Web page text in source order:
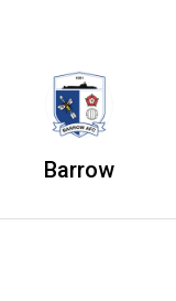
Barrow